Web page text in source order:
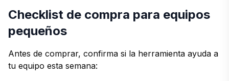
Checklist de compra para equipos
pequeños
Antes de comprar, confirma si la herramienta ayuda a
tu equipo esta semana: